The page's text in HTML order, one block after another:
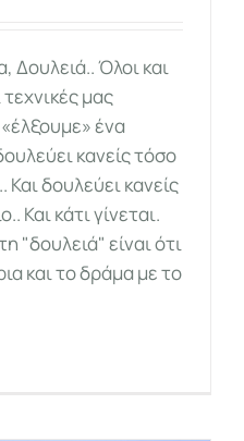
Δουλειά.. Όλοι και
μας
ένα
κανείς τόσο
δουλεύει κανείς
Και κάτι γίνεται.
"δουλειά" είναι ότι
και το δράμα με το